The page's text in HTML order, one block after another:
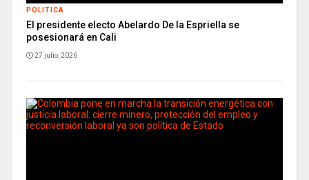
POLITICA
El presidente electo Abelardo De la Espriella se
posesionará en Cali
27 julio, 2026